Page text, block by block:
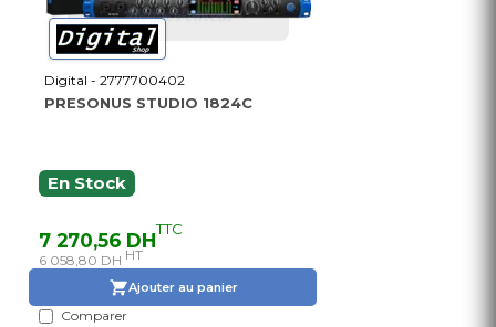
Digital - 2777700402
PRESONUS STUDIO 1824C
En Stock
7 270,56 DHTTC
6 058,80 DH HT
Ajouter au panier
Comparer